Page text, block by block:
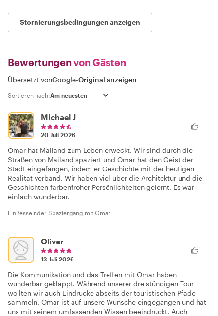
Stornierungsbedingungen anzeigen
Bewertungen von Gästen
Übersetzt vonGoogle-Original anzeigen
Sortieren nach:
Michael J
20 Juli 2026
Omar hat Mailand zum Leben erweckt. Wir sind durch die
Straßen von Mailand spaziert und Omar hat den Geist der
Stadt eingefangen, indem er Geschichte mit der heutigen
Realität verband. Wir haben viel über die Architektur und die
Geschichten farbenfroher Persönlichkeiten gelernt. Es war
einfach wunderbar.
Ein fesselnder Spaziergang mit Omar
Oliver
13 Juli 2026
Die Kommunikation und das Treffen mit Omar haben
wunderbar geklappt. Während unserer dreistündigen Tour
wollten wir auch Eindrücke abseits der touristischen Pfade
sammeln. Omar ist auf unsere Wünsche eingegangen und hat
uns mit seinem umfassenden Wissen beeindruckt. Auch